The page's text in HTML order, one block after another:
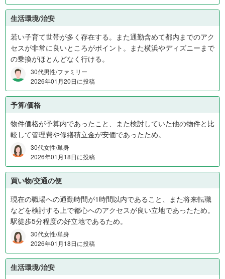
0
万
円
か
2
0
万
円
%
,
2
0
円
生活環境/治安
若い子育て世帯が多く存在する。また通勤含めて都内までのアク
セスが非常に良いところがポイント。また横浜やディズニーまで
の乗換がほとんどなく行ける。
30代男性/ファミリー
2026年01月20日に投稿
予算/価格
物件価格が予算内であったこと、また検討していた他の物件と比
較して管理費や修繕積立金が安価であったため。
30代女性/単身
2026年01月18日に投稿
買い物/交通の便
現在の職場への通勤時間が1時間以内であること、また将来転職
などを検討する上で都心へのアクセスが良い立地であったため。
駅徒歩5分程度の好立地であるため。
30代女性/単身
2026年01月18日に投稿
生活環境/治安